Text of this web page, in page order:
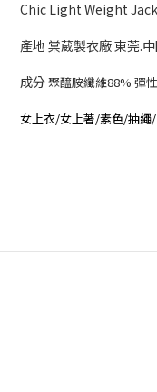
Chic Light Weight
產地 棠葳製衣廠 東莞.
成分聚醯胺纖維88% 彈
女上衣/女上著/素色/抽